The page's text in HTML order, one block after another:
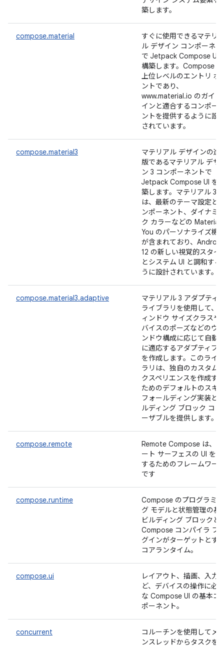
築します。
compose.material
すぐに使用できるマテリ
ル デザイン コンポーネ
で Jetpack Compose UI
構築します。Compose の
上位レベルのエントリ ポ
ントであり、
www.material.io のガイド
インと適合するコンポー
ントを提供するように設
されています。
compose.material3
マテリアル デザインの進
版であるマテリアル デザ
ン 3 コンポーネントで
Jetpack Compose UI を
築します。マテリアル 3
は、最新のテーマ設定と
ンポーネント、ダイナミ
ク カラーなどの Material
You のパーソナライズ機
が含まれており、Android
12 の新しい視覚的スタイ
とシステム UI と調和する
うに設計されています。
compose.material3.adaptive
マテリアル 3 アダプティ
ライブラリを使用して、
ィンドウ サイズクラスや
バイスのポーズなどのウ
ンドウ構成に応じて自動
に適応するアダプティブ
を作成します。このライ
ラリは、独自のカスタム
クスペリエンスを作成す
ためのデフォルトのスキ
フォールディング実装と
ルディング ブロック コン
ーザブルを提供します。
compose.remote
Remote Compose は、
ート サーフェスの UI を
するためのフレームワー
です
compose.runtime
Compose のプログラミン
グ モデルと状態管理の基
ビルディング ブロックと
Compose コンパイラ プ
グインがターゲットとす
コアランタイム。
compose.ui
レイアウト、描画、入力
ど、デバイスの操作に必
な Compose UI の基本コ
ポーネント。
concurrent
コルーチンを使用してメ
ンスレッドからタスクを